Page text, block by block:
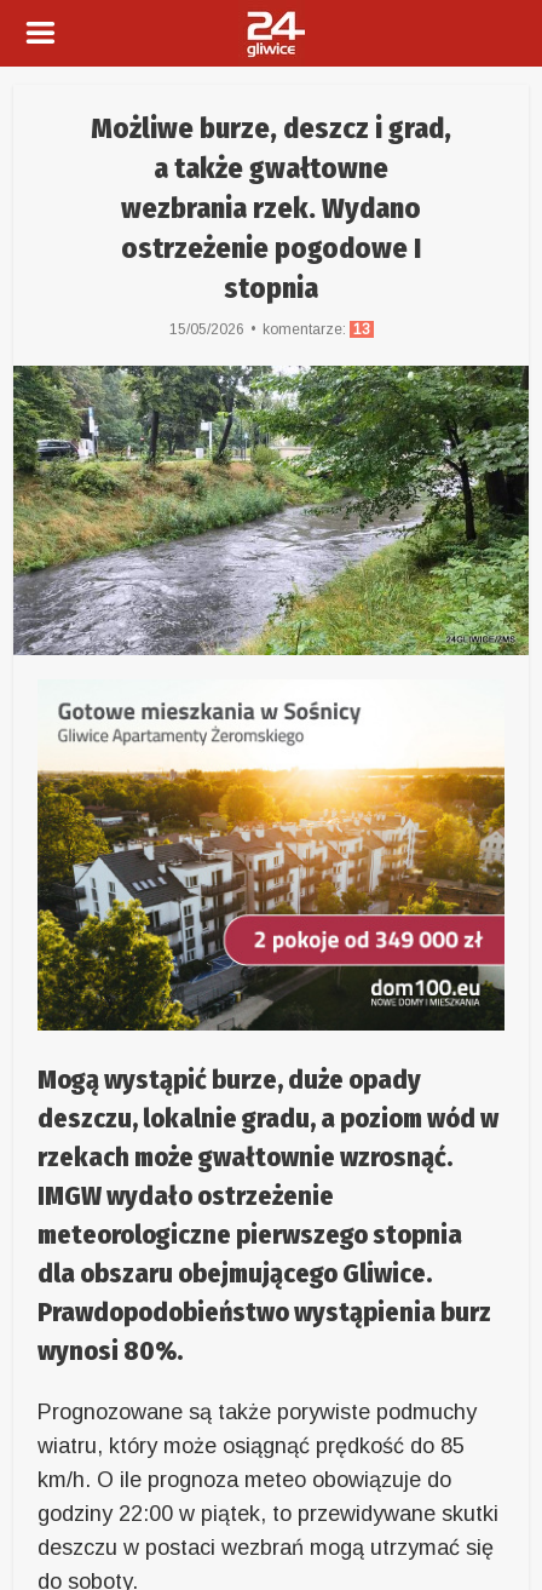
Możliwe burze, deszcz i grad,
a także gwałtowne
wezbrania rzek. Wydano
ostrzeżenie pogodowe I
stopnia
15/05/2026 komentarze: 13
Mogą wystąpić burze, duże opady
deszczu, lokalnie gradu, a poziom wód w
rzekach może gwałtownie wzrosnąć.
IMGW wydało ostrzeżenie
meteorologiczne pierwszego stopnia
dla obszaru obejmującego Gliwice.
Prawdopodobieństwo wystąpienia burz
wynosi 80%.
Prognozowane są także porywiste podmuchy
wiatru, który może osiągnąć prędkość do 85
km/h. O ile prognoza meteo obowiązuje do
godziny 22:00 w piątek, to przewidywane skutki
deszczu w postaci wezbrań mogą utrzymać się
do soboty.